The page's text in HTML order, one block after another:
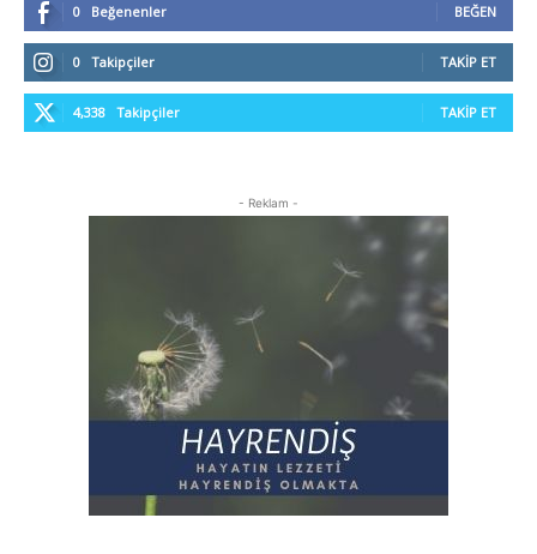
0 Beğenenler BEĞEN
0 Takipçiler TAKIP ET
4,338 Takipçiler TAKIP ET
- Reklam -